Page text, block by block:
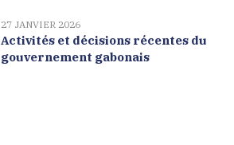
27 JANVIER 2026
Activités et décisions récentes du
gouvernement gabonais